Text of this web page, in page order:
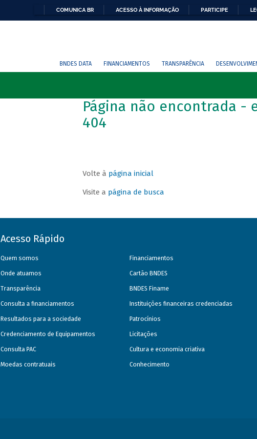
COMUNICA BR ACESSO À INFORMAÇÃO PARTICIPE
BNDES DATA FINANCIAMENTOS TRANSPARÊNCIA
Página não encontrada -
404
Volte à página inicial
Visite a página de busca
Acesso Rápido
Quem somos
Onde atuamos
Transparência
Consulta a financiamentos
Resultados para a sociedade
Credenciamento de Equipamentos
Consulta PAC
Moedas contratuais
Financiamentos
Cartão BNDES
BNDES Finame
Instituições financeiras credenciadas
Patrocínios
Licitações
Cultura e economia criativa
Conhecimento